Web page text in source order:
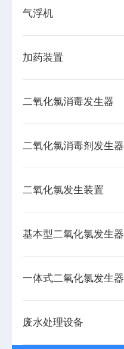
气浮机
加药装置
二氧化氯消毒发生器
二氧化氯消毒剂发生器
二氧化氯发生装置
基本型二氧化氯发生器
一体式二氧化氯发生器
废水处理设备